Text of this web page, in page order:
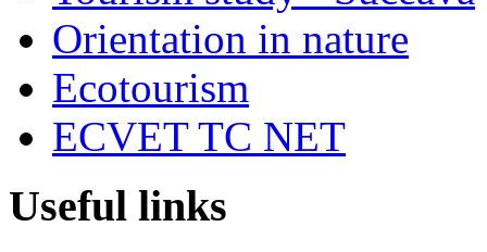
Orientation in nature
Ecotourism
ECVET TC NET
Useful links